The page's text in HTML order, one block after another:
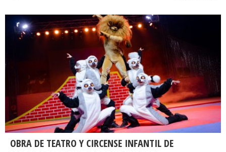
OBRA DE TEATRO Y CIRCENSE INFANTIL DE